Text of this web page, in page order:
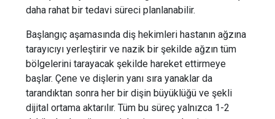
daha rahat bir tedavi süreci planlanabilir.
Başlangıç aşamasında diş hekimleri hastanın ağzına
tarayıcıyı yerleştirir ve nazik bir şekilde ağzın tüm
bölgelerini tarayacak şekilde hareket ettirmeye
başlar. Çene ve dişlerin yanı sıra yanaklar da
tarandıktan sonra her bir dişin büyüklüğü ve şekli
dijital ortama aktarılır. Tüm bu süreç yalnızca 1-2